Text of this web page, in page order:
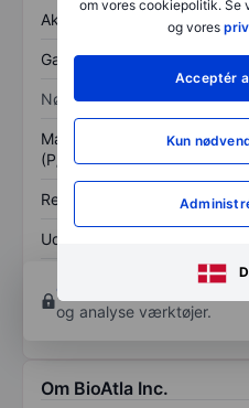
om vores cookiepolitik. Se
og vores
Acceptér
Kun
Aktiver i alt
Gæld
Nøgletal
Markedsværdi/omsætning
(P/S)
Resultat pr. aktie (EPS)
Udbytte pr. aktie
Opret konto
for at få
og analyse værktøjer.
Om BioAtla Inc.